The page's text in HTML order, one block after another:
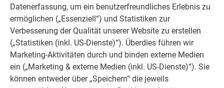
Datenerfassung, um ein benutzerfreundliches Erlebnis zu
ermöglichen („Essenziell“) und Statistiken zur
Verbesserung der Qualität unserer Website zu erstellen
(„Statistiken (inkl. US-Dienste)“). Überdies führen wir
Marketing-Aktivitäten durch und binden externe Medien
ein („Marketing & externe Medien (inkl. US-Dienste)“). Sie
können entweder über „Speichern“ die jeweils
ERFAHRUNGSBERICHTE
ZUFRIEDENE KUNDEN
Ob Bauherr, Sanierer, Verarbeiter oder
Architekt - die Zufriedenheit all